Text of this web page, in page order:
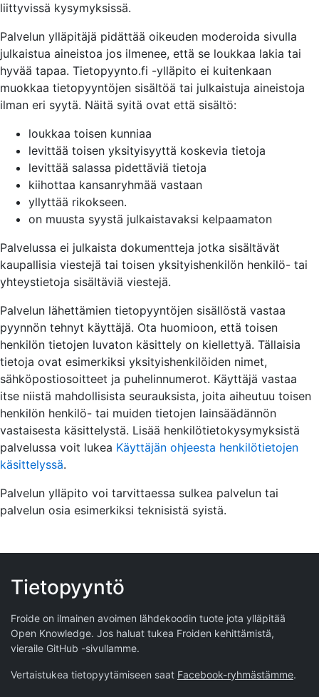
liittyvissä kysymyksissä.
Palvelun ylläpitäjä pidättää oikeuden moderoida sivulla
julkaistua aineistoa jos ilmenee, että se loukkaa lakia tai
hyvää tapaa. Tietopyynto.fi -ylläpito ei kuitenkaan
muokkaa tietopyyntöjen sisältöä tai julkaistuja aineistoja
ilman eri syytä. Näitä syitä ovat että sisältö:
loukkaa toisen kunniaa
levittää toisen yksityisyyttä koskevia tietoja
levittää salassa pidettäviä tietoja
kiihottaa kansanryhmää vastaan
yllyttää rikokseen.
on muusta syystä julkaistavaksi kelpaamaton
Palvelussa ei julkaista dokumentteja jotka sisältävät
kaupallisia viestejä tai toisen yksityishenkilön henkilö- tai
yhteystietoja sisältäviä viestejä.
Palvelun lähettämien tietopyyntöjen sisällöstä vastaa
pyynnön tehnyt käyttäjä. Ota huomioon, että toisen
henkilön tietojen luvaton käsittely on kiellettyä. Tällaisia
tietoja ovat esimerkiksi yksityishenkilöiden nimet,
sähköpostiosoitteet ja puhelinnumerot. Käyttäjä vastaa
itse niistä mahdollisista seurauksista, joita aiheutuu toisen
henkilön henkilö- tai muiden tietojen lainsäädännön
vastaisesta käsittelystä. Lisää henkilötietokysymyksistä
palvelussa voit lukea Käyttäjän ohjeesta henkilötietojen
käsittelyssä.
Palvelun ylläpito voi tarvittaessa sulkea palvelun tai
palvelun osia esimerkiksi teknisistä syistä.
Tietopyyntö
Froide on ilmainen avoimen lähdekoodin tuote jota ylläpitää
Open Knowledge. Jos haluat tukea Froiden kehittämistä,
vieraile GitHub -sivullamme.
Vertaistukea tietopyytämiseen saat Facebook-ryhmästämme.